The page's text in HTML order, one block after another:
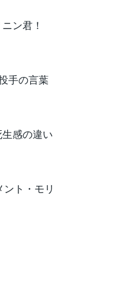
ン君！
手の言葉
感の違い
ト・モリ